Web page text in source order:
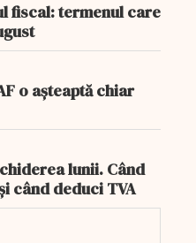
fiscal: termenul care
o așteaptă chiar
lunii. Când
când deduci TVA